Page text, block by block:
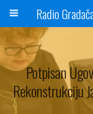
Potpisan
Rekonstrukciju